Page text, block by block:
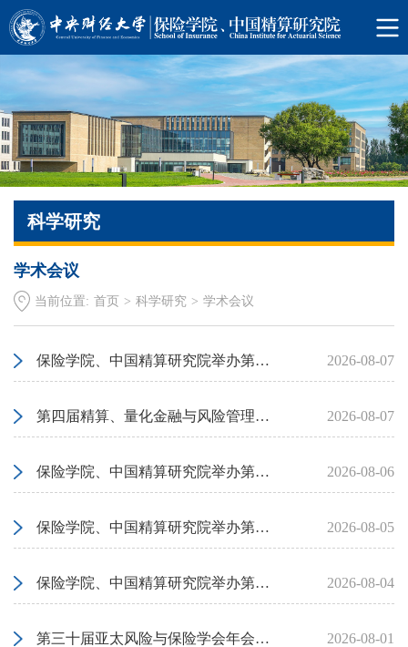
科学研究
学术会议
当前位置: 首页 > 科学研究 > 学术会议
保险学院、中国精算研究院举办第三十届亚太风险与保险学会年会“风险管理与保险公司的财务稳定性”平行论坛 2026-08-07
第四届精算、量化金融与风险管理国际会议“网络风险”与“巨灾风险”平行论坛圆满落幕 2026-08-07
保险学院、中国精算研究院举办第三十届亚太风险与保险学会年会“气候金融与农业保险”平行论坛 2026-08-06
保险学院、中国精算研究院举办第三十届亚太风险与保险学会年会“巨灾风险，环境与保险需求”平行论坛 2026-08-05
保险学院、中国精算研究院举办第三十届亚太风险与保险学会年会“气候风险与金融市场”平行论坛 2026-08-04
第三十届亚太风险与保险学会年会在中央财经大学召开 2026-08-01